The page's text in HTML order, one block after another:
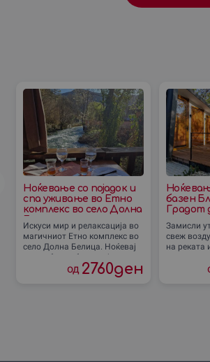
Ноќевање со појадок и
спа уживање во Етно
комплекс во село Долна
Белица
Искуси мир и релаксација во
магичниот Етно комплекс во
село Долна Белица. Ноќевај
во удобна соба со појадок,
користи го спа центар и
од 2760ден
базен
Градот
Замисли
свеж
на реката
„Блиску